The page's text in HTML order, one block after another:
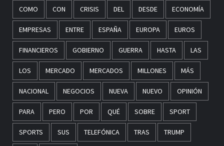
COMO CON CRISIS DEL DESDE ECONOMÍA
EMPRESAS ENTRE ESPAÑA EUROPA EUROS
FINANCIEROS GOBIERNO GUERRA HASTA LAS
LOS MERCADO MERCADOS MILLONES MÁS
NACIONAL NEGOCIOS NUEVA NUEVO OPINIÓN
PARA PERO POR QUÉ SOBRE SPORT
SPORTS SUS TELEFÓNICA TRAS TRUMP